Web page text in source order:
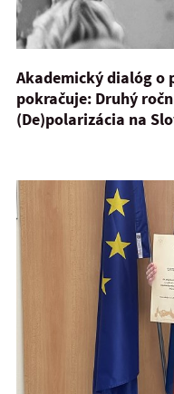
Akademický dialóg o
pokračuje: Druhý
(De)polarizácia na